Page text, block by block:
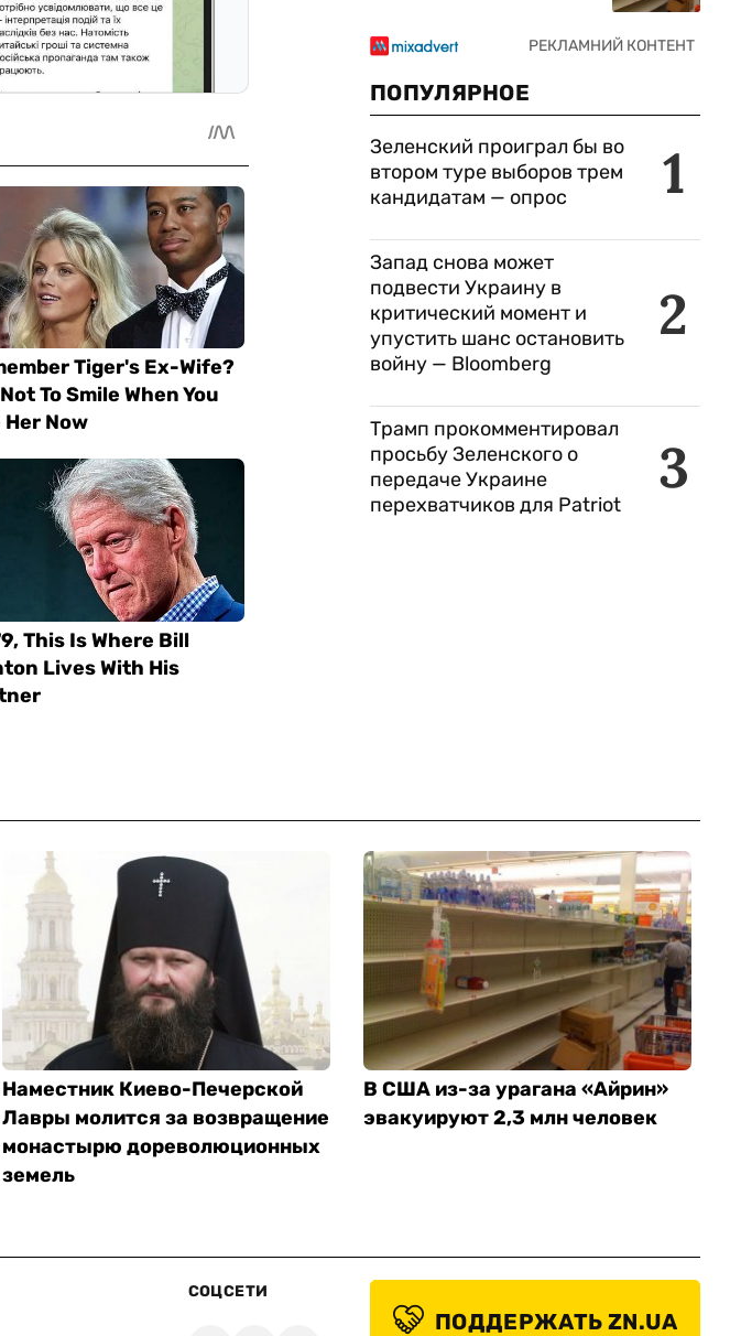
ПОПУЛЯРНОЕ
1
Зеленский проиграл бы во
втором туре выборов трем
кандидатам — опрос
2
Запад снова может
подвести Украину в
критический момент и
упустить шанс остановить
войну — Bloomberg
3
Трамп прокомментировал
просьбу Зеленского о
передаче Украине
перехватчиков для Patriot
Наместник Киево-Печерской
Лавры молится за возвращение
монастырю дореволюционных
земель
В США из-за урагана «Айрин»
эвакуируют 2,3 млн человек
СОЦСЕТИ
ПОДДЕРЖАТЬ ZN.UA